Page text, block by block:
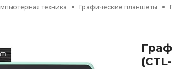
техника Графические планшеты